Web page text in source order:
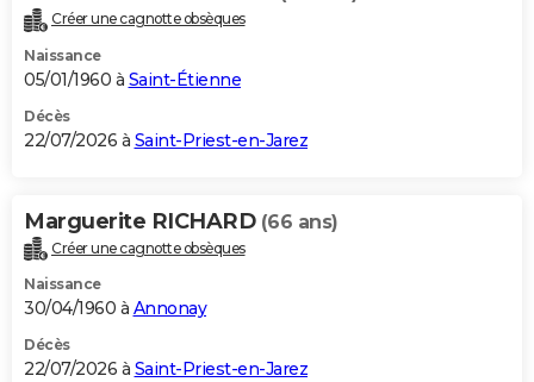
Créer une cagnotte obsèques
Naissance
05/01/1960 à Saint-Étienne
Décès
22/07/2026 à Saint-Priest-en-Jarez
Marguerite RICHARD (66 ans)
Créer une cagnotte obsèques
Naissance
30/04/1960 à Annonay
Décès
22/07/2026 à Saint-Priest-en-Jarez